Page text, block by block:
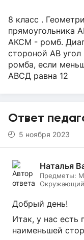
8 класс .
прямоугольника
АКСМ - ромб.
стороной АВ угол
ромба, если
АВСД равна 12
Ответ
5 ноября 2023
Наталья
Предметы:
Окружающий
Добрый день!
Итак, у нас есть
наименьшей